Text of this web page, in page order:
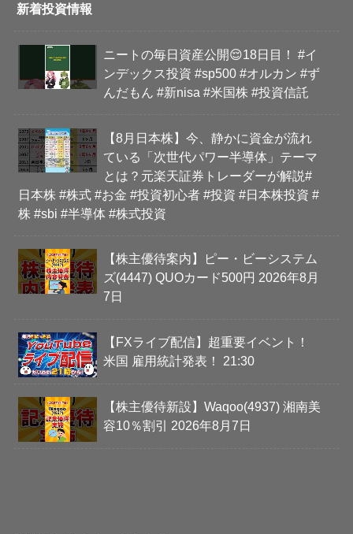
新着投資情報
ニートの毎日資産公開😌18日目！ #イ
ンデックス投資 #sp500 #オルカン #ず
んだもん #新nisa #米国株 #投資信託
【8月日本株】今、静かに資金が流れ
ている「次世代パワー半導体」テーマ
とは？元楽天証券トレーダーが解説#
日本株 #株式 #お金 #投資初心者 #投資 #日本株投資 #
株 #sbi #半導体 #株式投資
【株主優待案内】ピー・ビーシステム
ズ(4447) QUOカード500円 2026年8月
7日
【FXライブ配信】超重要イベント！
米国 雇用統計発表！ 21:30
【株主優待新設】Waqoo(4937) 湘南美
容10％割引 2026年8月7日